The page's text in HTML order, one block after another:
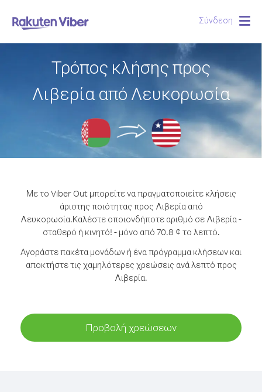
Σύνδεση
Τρόπος κλήσης προς
Λιβερία από Λευκορωσία
Με το Viber Out μπορείτε να πραγματοποιείτε κλήσεις
άριστης ποιότητας προς Λιβερία από
Λευκορωσία.Καλέστε οποιονδήποτε αριθμό σε Λιβερία -
σταθερό ή κινητό! - μόνο από 70.8 ¢ το λεπτό.
Αγοράστε πακέτα μονάδων ή ένα πρόγραμμα κλήσεων και
αποκτήστε τις χαμηλότερες χρεώσεις ανά λεπτό προς
Λιβερία.
Προβολή χρεώσεων